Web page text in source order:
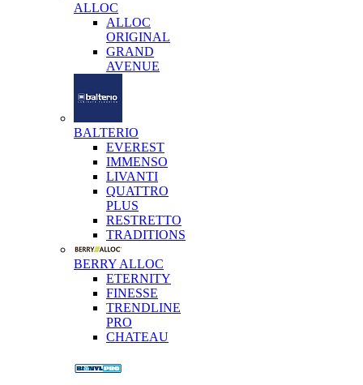
ALLOC
ALLOC
ORIGINAL
GRAND
AVENUE
BALTERIO
EVEREST
IMMENSO
LIVANTI
QUATTRO
PLUS
RESTRETTO
TRADITIONS
BERRY ALLOC
ETERNITY
FINESSE
TRENDLINE
PRO
CHATEAU